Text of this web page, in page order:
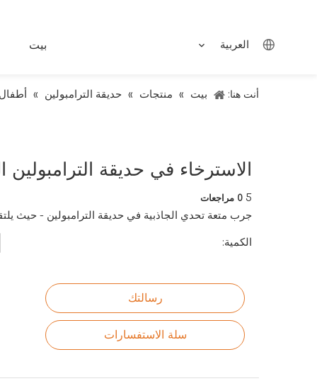
بيت العربية
أنت هنا: بيت » منتجات » حديقة الترامبولين »
الاسترخاء في حديقة الترامبولين
5 0 مراجعات
جرب متعة تحدي الجاذبية في حديقة الترامبولين - حيث
الكمية:
رسالتك
سلة الاستفسارات